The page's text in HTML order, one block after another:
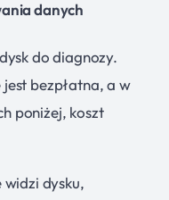
danych
do diagnozy.
jest bezpłatna, a w
poniżej, koszt
dysku,